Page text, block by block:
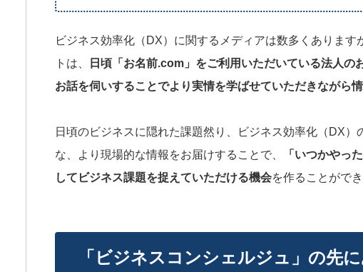
ビジネス効率化（DX）に関するメディアは数多くありま
トは、
日頃「お名前.com」をご利用いただいている法人
お話を伺いすることでより実情を学ばせていただきながら
日頃のビジネスに隠れた課題然り、ビジネス効率化（DX
な、より現場的な情報をお届けすることで、
「いつかやっ
してビジネス課題を捉えていただける機会を作ることがで
「ビジネスコンシェルジュ」の先